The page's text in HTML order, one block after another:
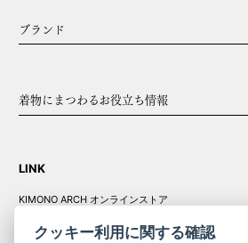
ブランド
着物にまつわるお役立ち情報
LINK
KIMONO ARCH オンラインストア
クッキー利用に関する確認